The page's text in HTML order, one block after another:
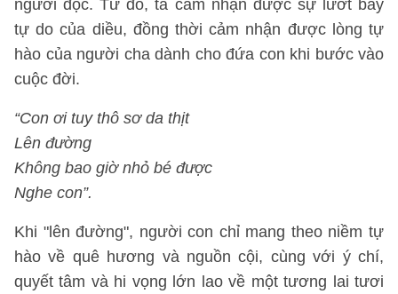
người đọc. Từ đó, ta cảm nhận được sự lướt bay
tự do của diều, đồng thời cảm nhận được lòng tự
hào của người cha dành cho đứa con khi bước vào
cuộc đời.
“Con ơi tuy thô sơ da thịt
Lên đường
Không bao giờ nhỏ bé được
Nghe con”.
Khi "lên đường", người con chỉ mang theo niềm tự
hào về quê hương và nguồn cội, cùng với ý chí,
quyết tâm và hi vọng lớn lao về một tương lai tươi